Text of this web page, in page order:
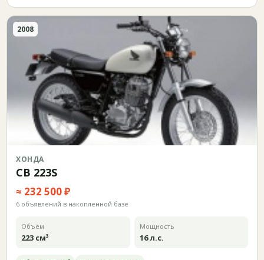
2008
ХОНДА
CB 223S
≈ 232 500 ₽
6 объявлений в накопленной базе
Объём
223 см³
Мощность
16 л.с.